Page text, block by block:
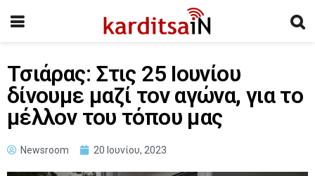
Τσιάρας: Στις 25 Ιουνίου
δίνουμε μαζί τον αγώνα, για το
μέλλον του τόπου μας
Newsroom 20 Ιουνίου, 2023